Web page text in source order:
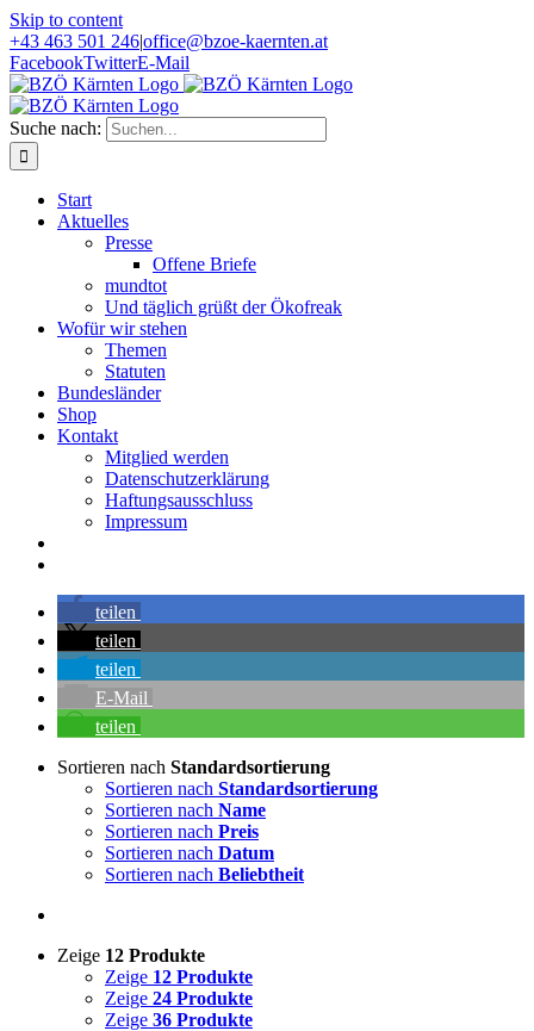
Skip to content
+43 463 501 246|office@bzoe-kaernten.at
FacebookTwitterE-Mail
Suche nach:
Start
Aktuelles
Presse
Offene Briefe
mundtot
Und täglich grüßt der Ökofreak
Wofür wir stehen
Themen
Statuten
Bundesländer
Shop
Kontakt
Mitglied werden
Datenschutzerklärung
Haftungsausschluss
Impressum
teilen
teilen
teilen
E-Mail
teilen
Sortieren nach Standardsortierung
Sortieren nach Standardsortierung
Sortieren nach Name
Sortieren nach Preis
Sortieren nach Datum
Sortieren nach Beliebtheit
Zeige 12 Produkte
Zeige 12 Produkte
Zeige 24 Produkte
Zeige 36 Produkte